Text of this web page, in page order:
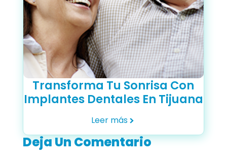
Transforma Tu Sonrisa Con
Implantes Dentales En Tijuana
Leer más
Deja Un Comentario